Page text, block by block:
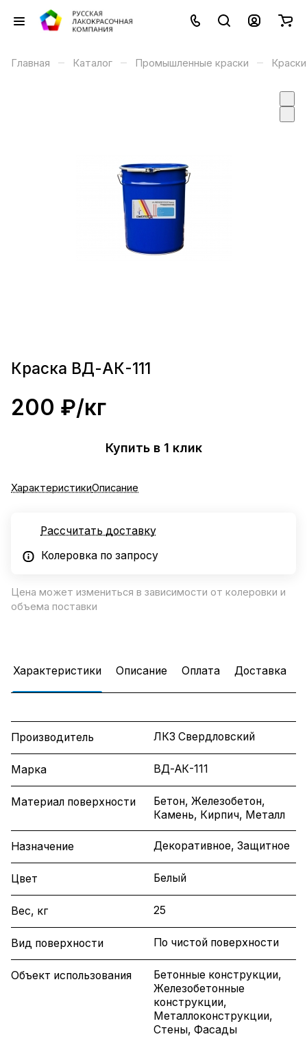
Главная – Каталог – Промышленные краски –
Краска ВД-АК-111
200 ₽/кг
Купить в 1 клик
ХарактеристикиОписание
Рассчитать доставку
Колеровка по запросу
Цена может измениться в зависимости от колеровки и
объема поставки
Характеристики Описание Оплата Доставка
Производитель ЛКЗ Свердловский
Марка ВД-АК-111
Материал поверхности
Бетон, Железобетон,
Камень, Кирпич, Металл
Назначение Декоративное, Защитное
Цвет Белый
Вес, кг 25
Вид поверхности По чистой поверхности
Объект использования
Бетонные конструкции,
Железобетонные
конструкции,
Металлоконструкции,
Стены, Фасады